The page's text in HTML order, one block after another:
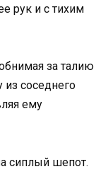
рук и с тихим
за талию
соседнего
ему
сиплый шепот.